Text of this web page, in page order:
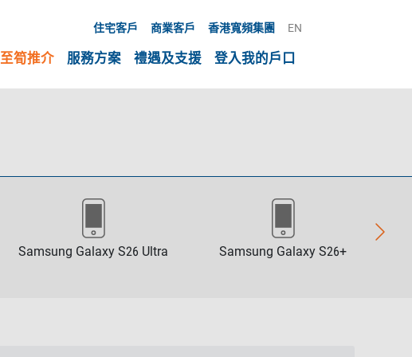
住宅客戶 商業客戶 香港寬頻集團 EN
至筍推介 服務方案 禮遇及支援 登入我的戶口
Samsung Galaxy S26 Ultra Samsung Galaxy S26+